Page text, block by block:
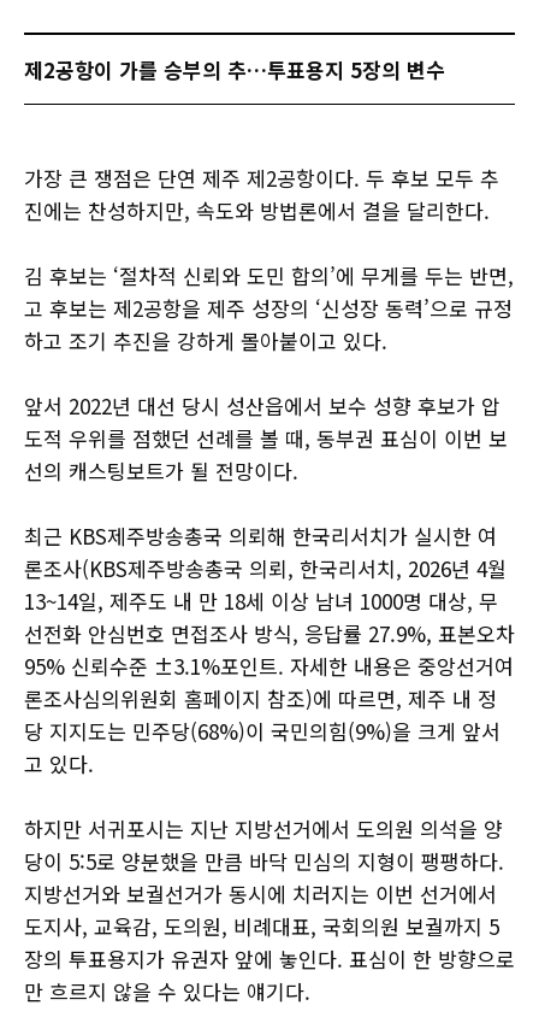
제2공항이 가를 승부의 추…투표용지 5장의 변수
가장 큰 쟁점은 단연 제주 제2공항이다. 두 후보 모두 추
진에는 찬성하지만, 속도와 방법론에서 결을 달리한다.
김 후보는 ‘절차적 신뢰와 도민 합의’에 무게를 두는 반면,
고 후보는 제2공항을 제주 성장의 ‘신성장 동력’으로 규정
하고 조기 추진을 강하게 몰아붙이고 있다.
앞서 2022년 대선 당시 성산읍에서 보수 성향 후보가 압
도적 우위를 점했던 선례를 볼 때, 동부권 표심이 이번 보
선의 캐스팅보트가 될 전망이다.
최근 KBS제주방송총국 의뢰해 한국리서치가 실시한 여
론조사(KBS제주방송총국 의뢰, 한국리서치, 2026년 4월
13~14일, 제주도 내 만 18세 이상 남녀 1000명 대상, 무
선전화 안심번호 면접조사 방식, 응답률 27.9%, 표본오차
95% 신뢰수준 ±3.1%포인트. 자세한 내용은 중앙선거여
론조사심의위원회 홈페이지 참조)에 따르면, 제주 내 정
당 지지도는 민주당(68%)이 국민의힘(9%)을 크게 앞서
고 있다.
하지만 서귀포시는 지난 지방선거에서 도의원 의석을 양
당이 5:5로 양분했을 만큼 바닥 민심의 지형이 팽팽하다.
지방선거와 보궐선거가 동시에 치러지는 이번 선거에서
도지사, 교육감, 도의원, 비례대표, 국회의원 보궐까지 5
장의 투표용지가 유권자 앞에 놓인다. 표심이 한 방향으로
만 흐르지 않을 수 있다는 얘기다.